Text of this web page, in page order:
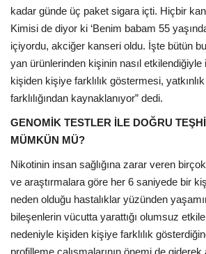
kadar günde üç paket sigara içti. Hiçbir
Kimisi de diyor ki ‘Benim babam 55
içiyordu, akciğer kanseri oldu. İşte bütün
yan ürünlerinden kişinin nasıl etkilendiğiyle
kişiden kişiye farklılık göstermesi,
farklılığından kaynaklanıyor” dedi.
GENOMİK TESTLER İLE DOĞRU
MÜMKÜN MÜ?
Nikotinin insan sağlığına zarar veren
ve araştırmalara göre her 6 saniyede bir
neden olduğu hastalıklar yüzünden
bileşenlerin vücutta yarattığı olumsuz
nedeniyle kişiden kişiye farklılık
profilleme çalışmalarının önemi de giderek